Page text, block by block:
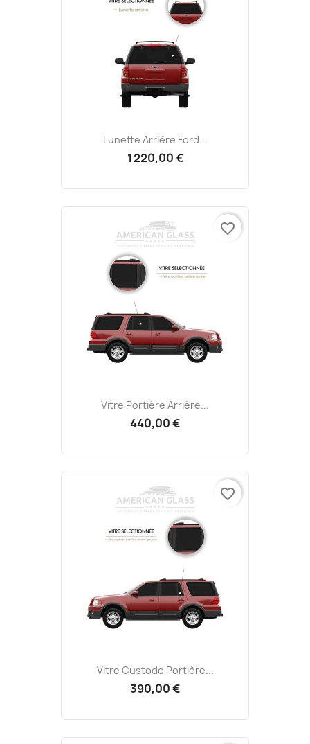
Lunette Arrière Ford...
1 220,00 €
Vitre Portière Arrière...
440,00 €
favorite_border
Vitre Custode Portière...
390,00 €
favorite_border